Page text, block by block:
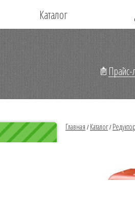
Каталог
Прайс-
Главная / Каталог/